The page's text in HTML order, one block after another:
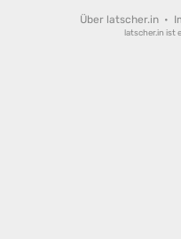
Über latscher.in •
latscher.in ist